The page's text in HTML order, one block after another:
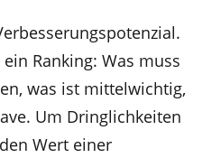
Ranking: Was muss
was ist mittelwichtig,
Um Dringlichkeiten
Wert einer